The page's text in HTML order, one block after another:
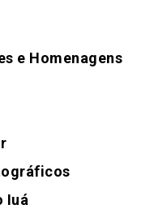
e Homenagens
Iuá